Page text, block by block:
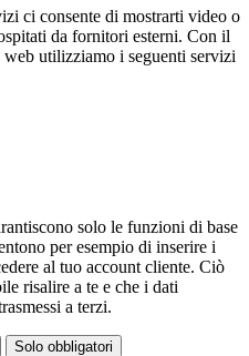
ci consente di mostrarti video o
da fornitori esterni. Con il
web utilizziamo i seguenti servizi
solo le funzioni di base
per esempio di inserire i
al tuo account cliente. Ciò
risalire a te e che i dati
a terzi.
Solo obbligatori